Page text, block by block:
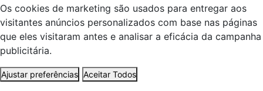
Os cookies de marketing são usados para entregar aos
visitantes anúncios personalizados com base nas páginas
que eles visitaram antes e analisar a eficácia da campanha
publicitária.
Ajustar preferências Aceitar Todos